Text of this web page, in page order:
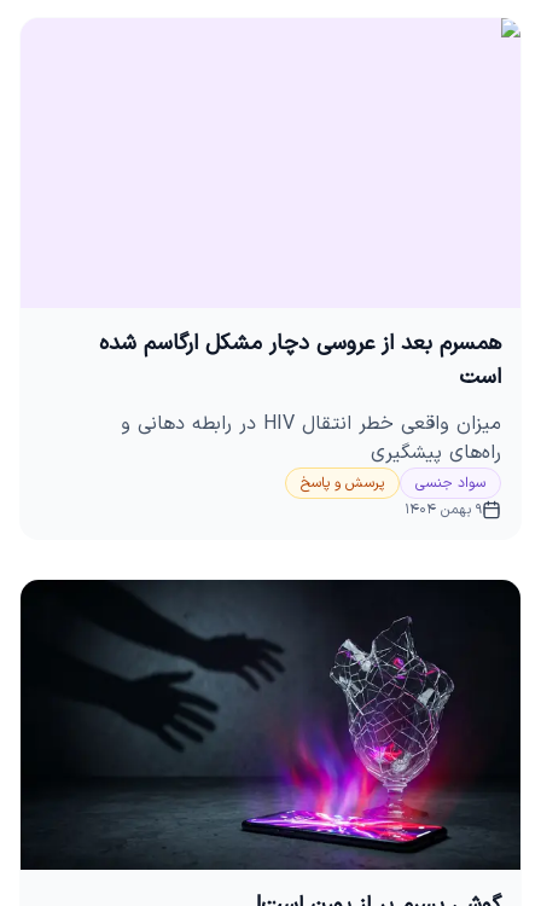
همسرم بعد از عروسی دچار مشکل ارگاسم شده
است
میزان واقعی خطر انتقال HIV در رابطه دهانی و
راه‌های پیشگیری
سواد جنسی
پرسش و پاسخ
9 بهمن 1404